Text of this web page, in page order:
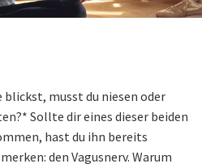
blickst, musst du niesen oder
Sollte dir eines dieser beiden
hast du ihn bereits
den Vagusnerv. Warum